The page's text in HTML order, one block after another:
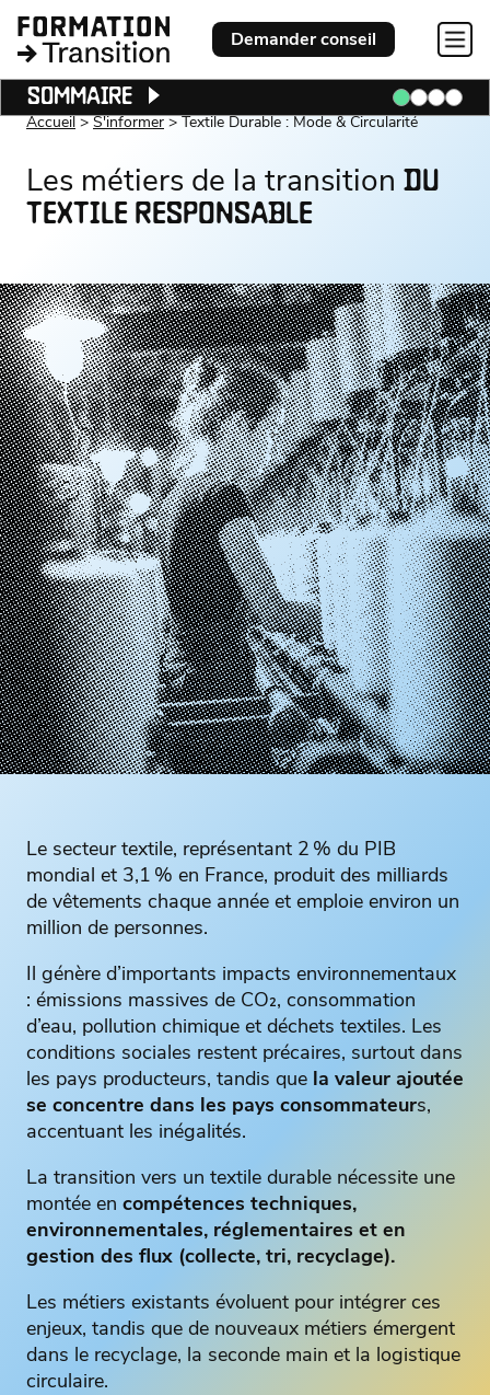
Demander conseil
Accueil S'informer Textile Durable : Mode & Circularité
Les métiers de la transition DU
TEXTILE RESPONSABLE
Le secteur textile, représentant 2 % du PIB
mondial et 3,1 % en France, produit des milliards
de vêtements chaque année et emploie environ un
million de personnes.
Il génère d’importants impacts environnementaux
: émissions massives de CO₂, consommation
d’eau, pollution chimique et déchets textiles. Les
conditions sociales restent précaires, surtout dans
les pays producteurs, tandis que la valeur ajoutée
se concentre dans les pays consommateurs,
accentuant les inégalités.
La transition vers un textile durable nécessite une
montée en compétences techniques,
environnementales, réglementaires et en
gestion des flux (collecte, tri, recyclage).
Les métiers existants évoluent pour intégrer ces
enjeux, tandis que de nouveaux métiers émergent
dans le recyclage, la seconde main et la logistique
circulaire.
SOMMAIRE